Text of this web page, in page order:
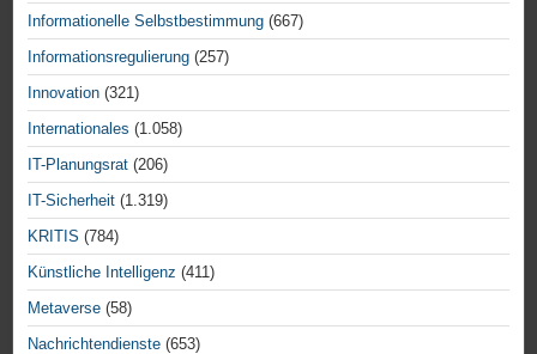
Informationelle Selbstbestimmung (667)
Informationsregulierung (257)
Innovation (321)
Internationales (1.058)
IT-Planungsrat (206)
IT-Sicherheit (1.319)
KRITIS (784)
Künstliche Intelligenz (411)
Metaverse (58)
Nachrichtendienste (653)